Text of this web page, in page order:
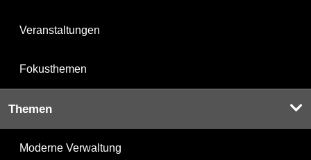
Veranstaltungen
Fokusthemen
Themen
Moderne Verwaltung